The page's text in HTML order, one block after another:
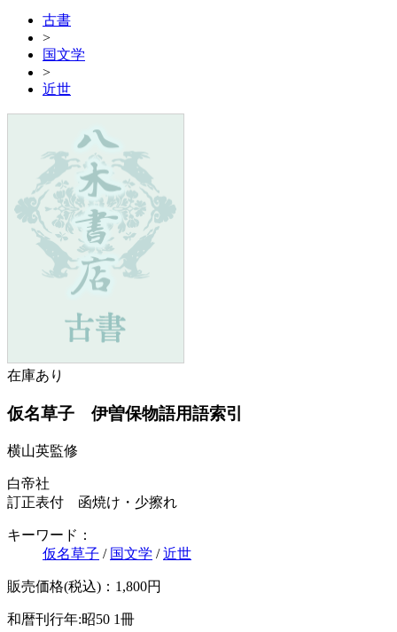
古書
>
国文学
>
近世
在庫あり
仮名草子 伊曽保物語用語索引
横山英監修
白帝社
訂正表付 函焼け・少擦れ
キーワード：
仮名草子 / 国文学 /近世
販売価格(税込)：1,800円
和暦刊行年:昭50 1冊